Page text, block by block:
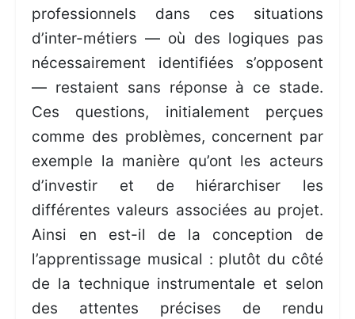
professionnels dans ces situations
d’inter-métiers — où des logiques pas
nécessairement identifiées s’opposent
— restaient sans réponse à ce stade.
Ces questions, initialement perçues
comme des problèmes, concernent par
exemple la manière qu’ont les acteurs
d’investir et de hiérarchiser les
différentes valeurs associées au projet.
Ainsi en est-il de la conception de
l’apprentissage musical : plutôt du côté
de la technique instrumentale et selon
des attentes précises de rendu